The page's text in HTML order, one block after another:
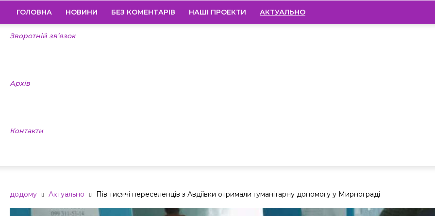
ГОЛОВНА НОВИНИ БЕЗ КОМЕНТАРІВ НАШІ ПРОЕКТИ АКТУАЛЬНО
Зворотній зв’язок
Архів
Контакти
додому Актуально Пів тисячі переселенців з Авдіївки отримали гуманітарну допомогу у Мирнограді